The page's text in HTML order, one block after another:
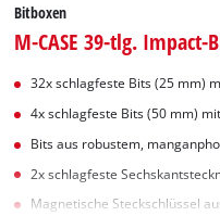
Bitboxen
M-CASE 39-tlg. Impact-
32x schlagfeste Bits (25 mm)
4x schlagfeste Bits (50 mm)
Bits aus robustem,
2x schlagfeste
Magnetische Steckschlüssel